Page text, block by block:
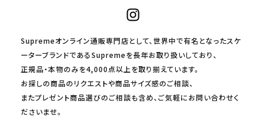
Supremeオンライン通販専門店として、世界中で有名となったスケ
ーターブランドであるSupremeを長年お取り扱いしており、
正規品・本物のみを4,000点以上を取り揃えています。
お探しの商品のリクエストや商品サイズ感のご相談、
またプレゼント商品選びのご相談も含め、ご気軽にお問い合わせく
ださいませ。